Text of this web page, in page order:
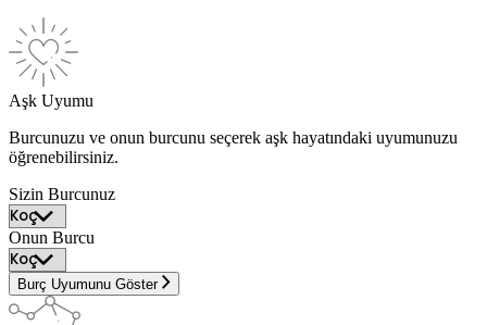
Aşk Uyumu
Burcunuzu ve onun burcunu seçerek aşk hayatındaki uyumunuzu
öğrenebilirsiniz.
Sizin Burcunuz
Onun Burcu
Burç Uyumunu Göster